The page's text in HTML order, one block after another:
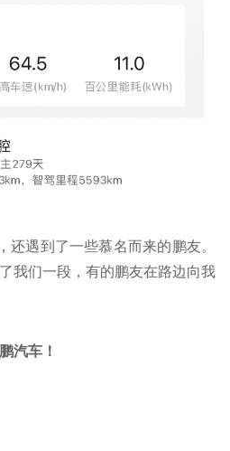
还遇到了一些慕名而来的鹏友。
我们一段，有的鹏友在路边向我
汽车！